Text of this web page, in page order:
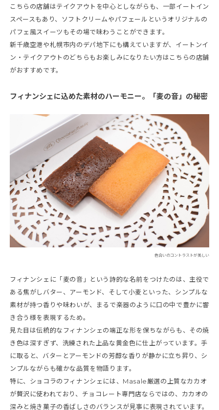
こちらの店舗はテイクアウトを中心としながらも、一部イートイン
スペースもあり、ソフトクリームやパフェールというオリジナルの
パフェ風スイーツもその場で味わうことができます。
新千歳空港や札幌市内のデパ地下にも構えていますが、イートンイ
ン・テイクアウトのどちらもお楽しみになりたい方はこちらの店舗
がおすすめです。
フィナンシェに込めた素材のハーモニー。「麦の音」の秘密
色合いのコントラストが美しい
フィナンシェに「麦の音」という詩的な名前をつけたのは、主役で
ある焦がしバター、アーモンド、そして小麦といった、シンプルな
素材が持つ香りや味わいが、まるで楽器のように口の中で豊かに響
き合う様を表現するため。
見た目は伝統的なフィナンシェの端正な形を保ちながらも、その焼
き色は深すぎず、洗練された上品な黄金色に仕上がっています。手
に取ると、バターとアーモンドの芳醇な香りが静かに立ち昇り、シ
ンプルながらも確かな品質を物語ります。
特に、ショコラのフィナンシェには、Masale厳選の上質なカカオ
が贅沢に使われており、チョコレート専門店ならではの、カカオの
深みと焼き菓子の香ばしさのバランスが見事に表現されています。